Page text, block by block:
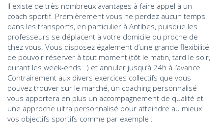
Il existe de très nombreux avantages à faire appel à un
coach sportif. Premièrement vous ne perdez aucun temps
dans les transports, en particulier à Antibes, puisque les
professeurs se déplacent à votre domicile ou proche de
chez vous. Vous disposez également d’une grande flexibilité
de pouvoir réserver à tout moment (tôt le matin, tard le soir,
durant les week-ends…) et annuler jusqu’à 24h à l’avance.
Contrairement aux divers exercices collectifs que vous
pouvez trouver sur le marché, un coaching personnalisé
vous apportera en plus un accompagnement de qualité et
une approche ultra personnalisé pour atteindre au mieux
vos objectifs sportifs comme par exemple :